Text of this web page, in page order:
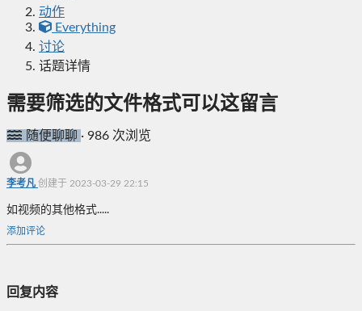
动作
Everything
讨论
话题详情
需要筛选的文件格式可以这留言
随便聊聊 · 986 次浏览
李考凡 创建于 2023-03-29 22:15
如视频的其他格式.....
添加评论
回复内容